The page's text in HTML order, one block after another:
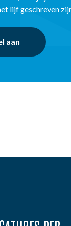
lijf geschreven
aan